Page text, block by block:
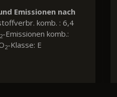
Emissionen nach
komb. : 4,7
2-Emissionen komb.:
2-Klasse: C